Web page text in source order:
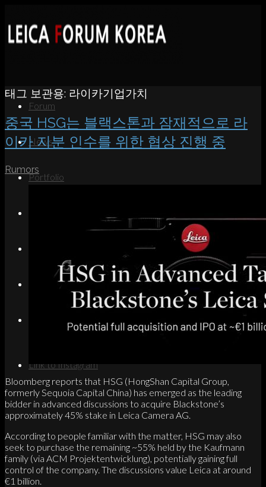
Forum
News
Portfolio
Search
Link to Instagram
태그 보관용: 라이카기업가치
중국 HSG는 블랙스톤과 잠재적으로 라
이카 지분 인수를 위한 협상 진행 중
Rumors
Bloomberg reports that HSG (HongShan Capital Group,
formerly Sequoia Capital China) has emerged as the leading
bidder in advanced discussions to acquire Blackstone’s
approximately 45% stake in Leica Camera AG.
According to people familiar with the matter, HSG may also
seek to purchase the remaining ~55% held by the Kaufmann
family (via ACM Projektentwicklung), potentially gaining full
control of the company. The discussions value Leica at around
€1 billion.